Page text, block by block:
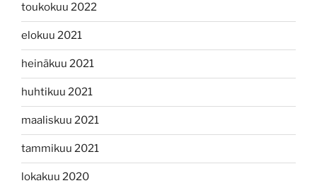
toukokuu 2022
elokuu 2021
heinäkuu 2021
huhtikuu 2021
maaliskuu 2021
tammikuu 2021
lokakuu 2020